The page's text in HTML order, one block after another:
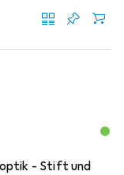
- Stift und